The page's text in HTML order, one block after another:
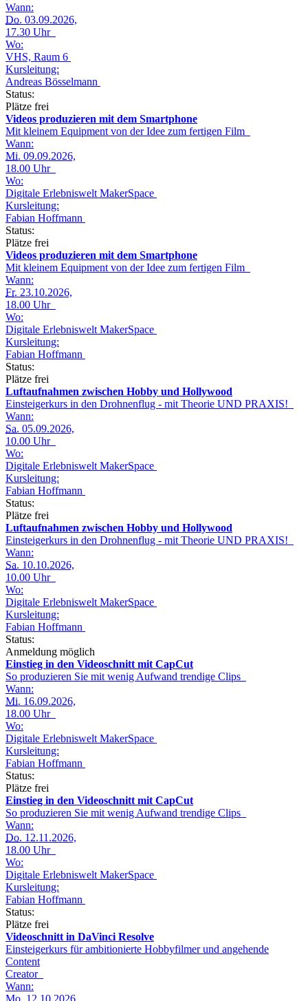
Wann:
Do. 03.09.2026,
17.30 Uhr
Wo:
VHS, Raum 6
Kursleitung:
Andreas Bösselmann
Status:
Plätze frei
Videos produzieren mit dem Smartphone
Mit kleinem Equipment von der Idee zum fertigen Film
Wann:
Mi. 09.09.2026,
18.00 Uhr
Wo:
Digitale Erlebniswelt MakerSpace
Kursleitung:
Fabian Hoffmann
Status:
Plätze frei
Videos produzieren mit dem Smartphone
Mit kleinem Equipment von der Idee zum fertigen Film
Wann:
Fr. 23.10.2026,
18.00 Uhr
Wo:
Digitale Erlebniswelt MakerSpace
Kursleitung:
Fabian Hoffmann
Status:
Plätze frei
Luftaufnahmen zwischen Hobby und Hollywood
Einsteigerkurs in den Drohnenflug - mit Theorie UND PRAXIS!
Wann:
Sa. 05.09.2026,
10.00 Uhr
Wo:
Digitale Erlebniswelt MakerSpace
Kursleitung:
Fabian Hoffmann
Status:
Plätze frei
Luftaufnahmen zwischen Hobby und Hollywood
Einsteigerkurs in den Drohnenflug - mit Theorie UND PRAXIS!
Wann:
Sa. 10.10.2026,
10.00 Uhr
Wo:
Digitale Erlebniswelt MakerSpace
Kursleitung:
Fabian Hoffmann
Status:
Anmeldung möglich
Einstieg in den Videoschnitt mit CapCut
So produzieren Sie mit wenig Aufwand trendige Clips
Wann:
Mi. 16.09.2026,
18.00 Uhr
Wo:
Digitale Erlebniswelt MakerSpace
Kursleitung:
Fabian Hoffmann
Status:
Plätze frei
Einstieg in den Videoschnitt mit CapCut
So produzieren Sie mit wenig Aufwand trendige Clips
Wann:
Do. 12.11.2026,
18.00 Uhr
Wo:
Digitale Erlebniswelt MakerSpace
Kursleitung:
Fabian Hoffmann
Status:
Plätze frei
Videoschnitt in DaVinci Resolve
Einsteigerkurs für ambitionierte Hobbyfilmer und angehende
Content
Creator
Wann:
Mo. 12.10.2026,